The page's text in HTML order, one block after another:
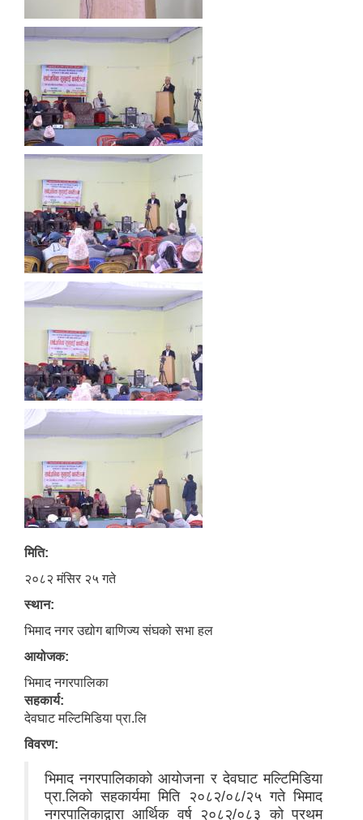
मिति:
२०८२ मंसिर २५ गते
स्थान:
भिमाद नगर उद्योग बाणिज्य संघको सभा हल
आयोजक:
भिमाद नगरपालिका
सहकार्य:
देवघाट मल्टिमिडिया प्रा.लि
विवरण:
भिमाद नगरपालिकाको आयोजना र देवघाट मल्टिमिडिया
प्रा.लिको सहकार्यमा मिति २०८२/०८/२५ गते भिमाद
नगरपालिकाद्वारा आर्थिक वर्ष २०८२/०८३ को प्रथम